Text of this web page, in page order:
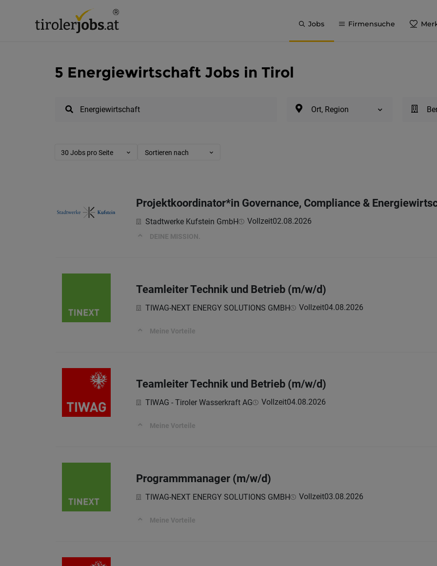
Jobs Firmensuche
5 Energiewirtschaft Jobs in Tirol
Ort, Region
30 Jobs pro Seite Sortieren nach
Projektkoordinator*in Governance, Compliance &
Stadtwerke Kufstein GmbH Vollzeit02.08.2026
DEINE MISSION.
Teamleiter Technik und Betrieb (m/w/d)
TIWAG-NEXT ENERGY SOLUTIONS GMBH Vollzeit04.08.2026
Meine Vorteile
Teamleiter Technik und Betrieb (m/w/d)
TIWAG - Tiroler Wasserkraft AG Vollzeit04.08.2026
Meine Vorteile
Programmmanager (m/w/d)
TIWAG-NEXT ENERGY SOLUTIONS GMBH Vollzeit03.08.2026
Meine Vorteile